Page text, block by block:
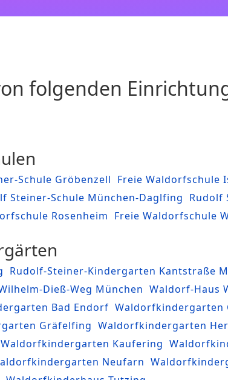
folgenden
Schule Gröbenzell Freie Waldorfschule
Steiner-Schule München-Daglfing Rudolf
Rosenheim Freie Waldorfschule
Rudolf-Steiner-Kindergarten Kantstraße
Dieß-Weg München Waldorf-Haus
Bad Endorf Waldorfkindergarten
Gräfelfing Waldorfkindergarten
Waldorfkindergarten Kaufering
Neufarn